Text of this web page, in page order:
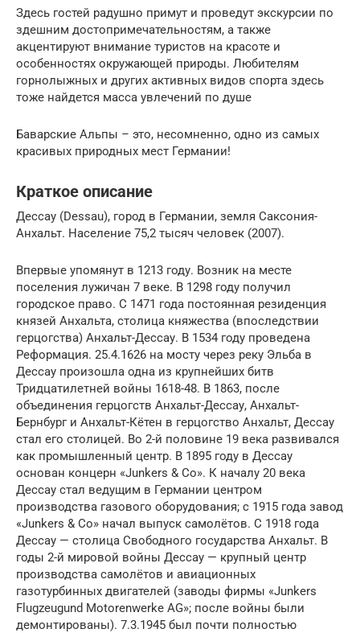
Здесь гостей радушно примут и проведут экскурсии по
здешним достопримечательностям, а также
акцентируют внимание туристов на красоте и
особенностях окружающей природы. Любителям
горнолыжных и других активных видов спорта здесь
тоже найдется масса увлечений по душе
Баварские Альпы – это, несомненно, одно из самых
красивых природных мест Германии!
Краткое описание
Дессау (Dessau), город в Германии, земля Саксония-
Анхальт. Население 75,2 тысяч человек (2007).
Впервые упомянут в 1213 году. Возник на месте
поселения лужичан 7 веке. В 1298 году получил
городское право. С 1471 года постоянная резиденция
князей Анхальта, столица княжества (впоследствии
герцогства) Анхальт-Дессау. В 1534 году проведена
Реформация. 25.4.1626 на мосту через реку Эльба в
Дессау произошла одна из крупнейших битв
Тридцатилетней войны 1618-48. В 1863, после
объединения герцогств Анхальт-Дессау, Анхальт-
Бернбург и Анхальт-Кётен в герцогство Анхальт, Дессау
стал его столицей. Во 2-й половине 19 века развивался
как промышленный центр. В 1895 году в Дессау
основан концерн «Junkers & Со». К началу 20 века
Дессау стал ведущим в Германии центром
производства газового оборудования; с 1915 года завод
«Junkers & Со» начал выпуск самолётов. С 1918 года
Дессау — столица Свободного государства Анхальт. В
годы 2-й мировой войны Дессау — крупный центр
производства самолётов и авиационных
газотурбинных двигателей (заводы фирмы «Junkers
Flugzeugund Motorenwerke AG»; после войны были
демонтированы). 7.3.1945 был почти полностью